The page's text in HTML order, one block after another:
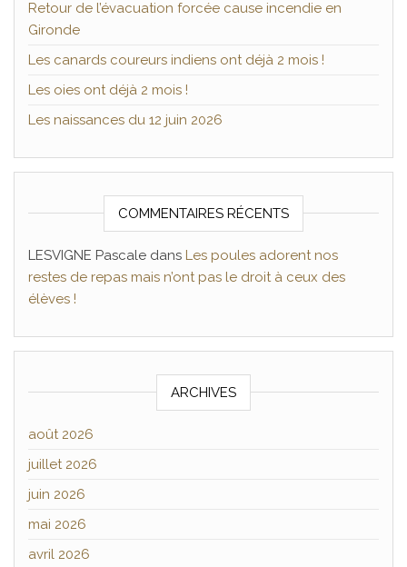
Retour de l’évacuation forcée cause incendie en
Gironde
Les canards coureurs indiens ont déjà 2 mois !
Les oies ont déjà 2 mois !
Les naissances du 12 juin 2026
COMMENTAIRES RÉCENTS
LESVIGNE Pascale dans Les poules adorent nos
restes de repas mais n’ont pas le droit à ceux des
élèves !
ARCHIVES
août 2026
juillet 2026
juin 2026
mai 2026
avril 2026